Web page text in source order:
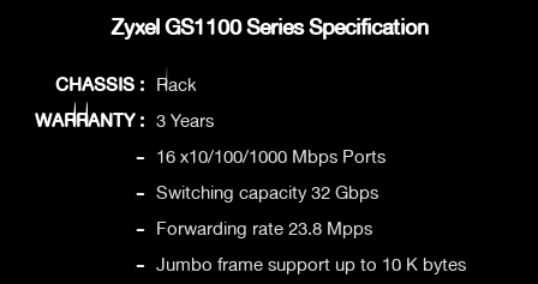
Zyxel GS1100 Series Specification
CHASSIS : Rack
WARRANTY : 3 Years
- 16 x10/100/1000 Mbps Ports
- Switching capacity 32 Gbps
- Forwarding rate 23.8 Mpps
- Jumbo frame support up to 10 K bytes